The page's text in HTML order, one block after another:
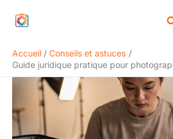
Accueil
Conseils et astuces
Guide juridique pratique pour